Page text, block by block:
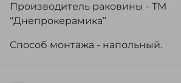
Производитель раковины - ТМ
“Днепрокерамика”
Способ монтажа - напольный.